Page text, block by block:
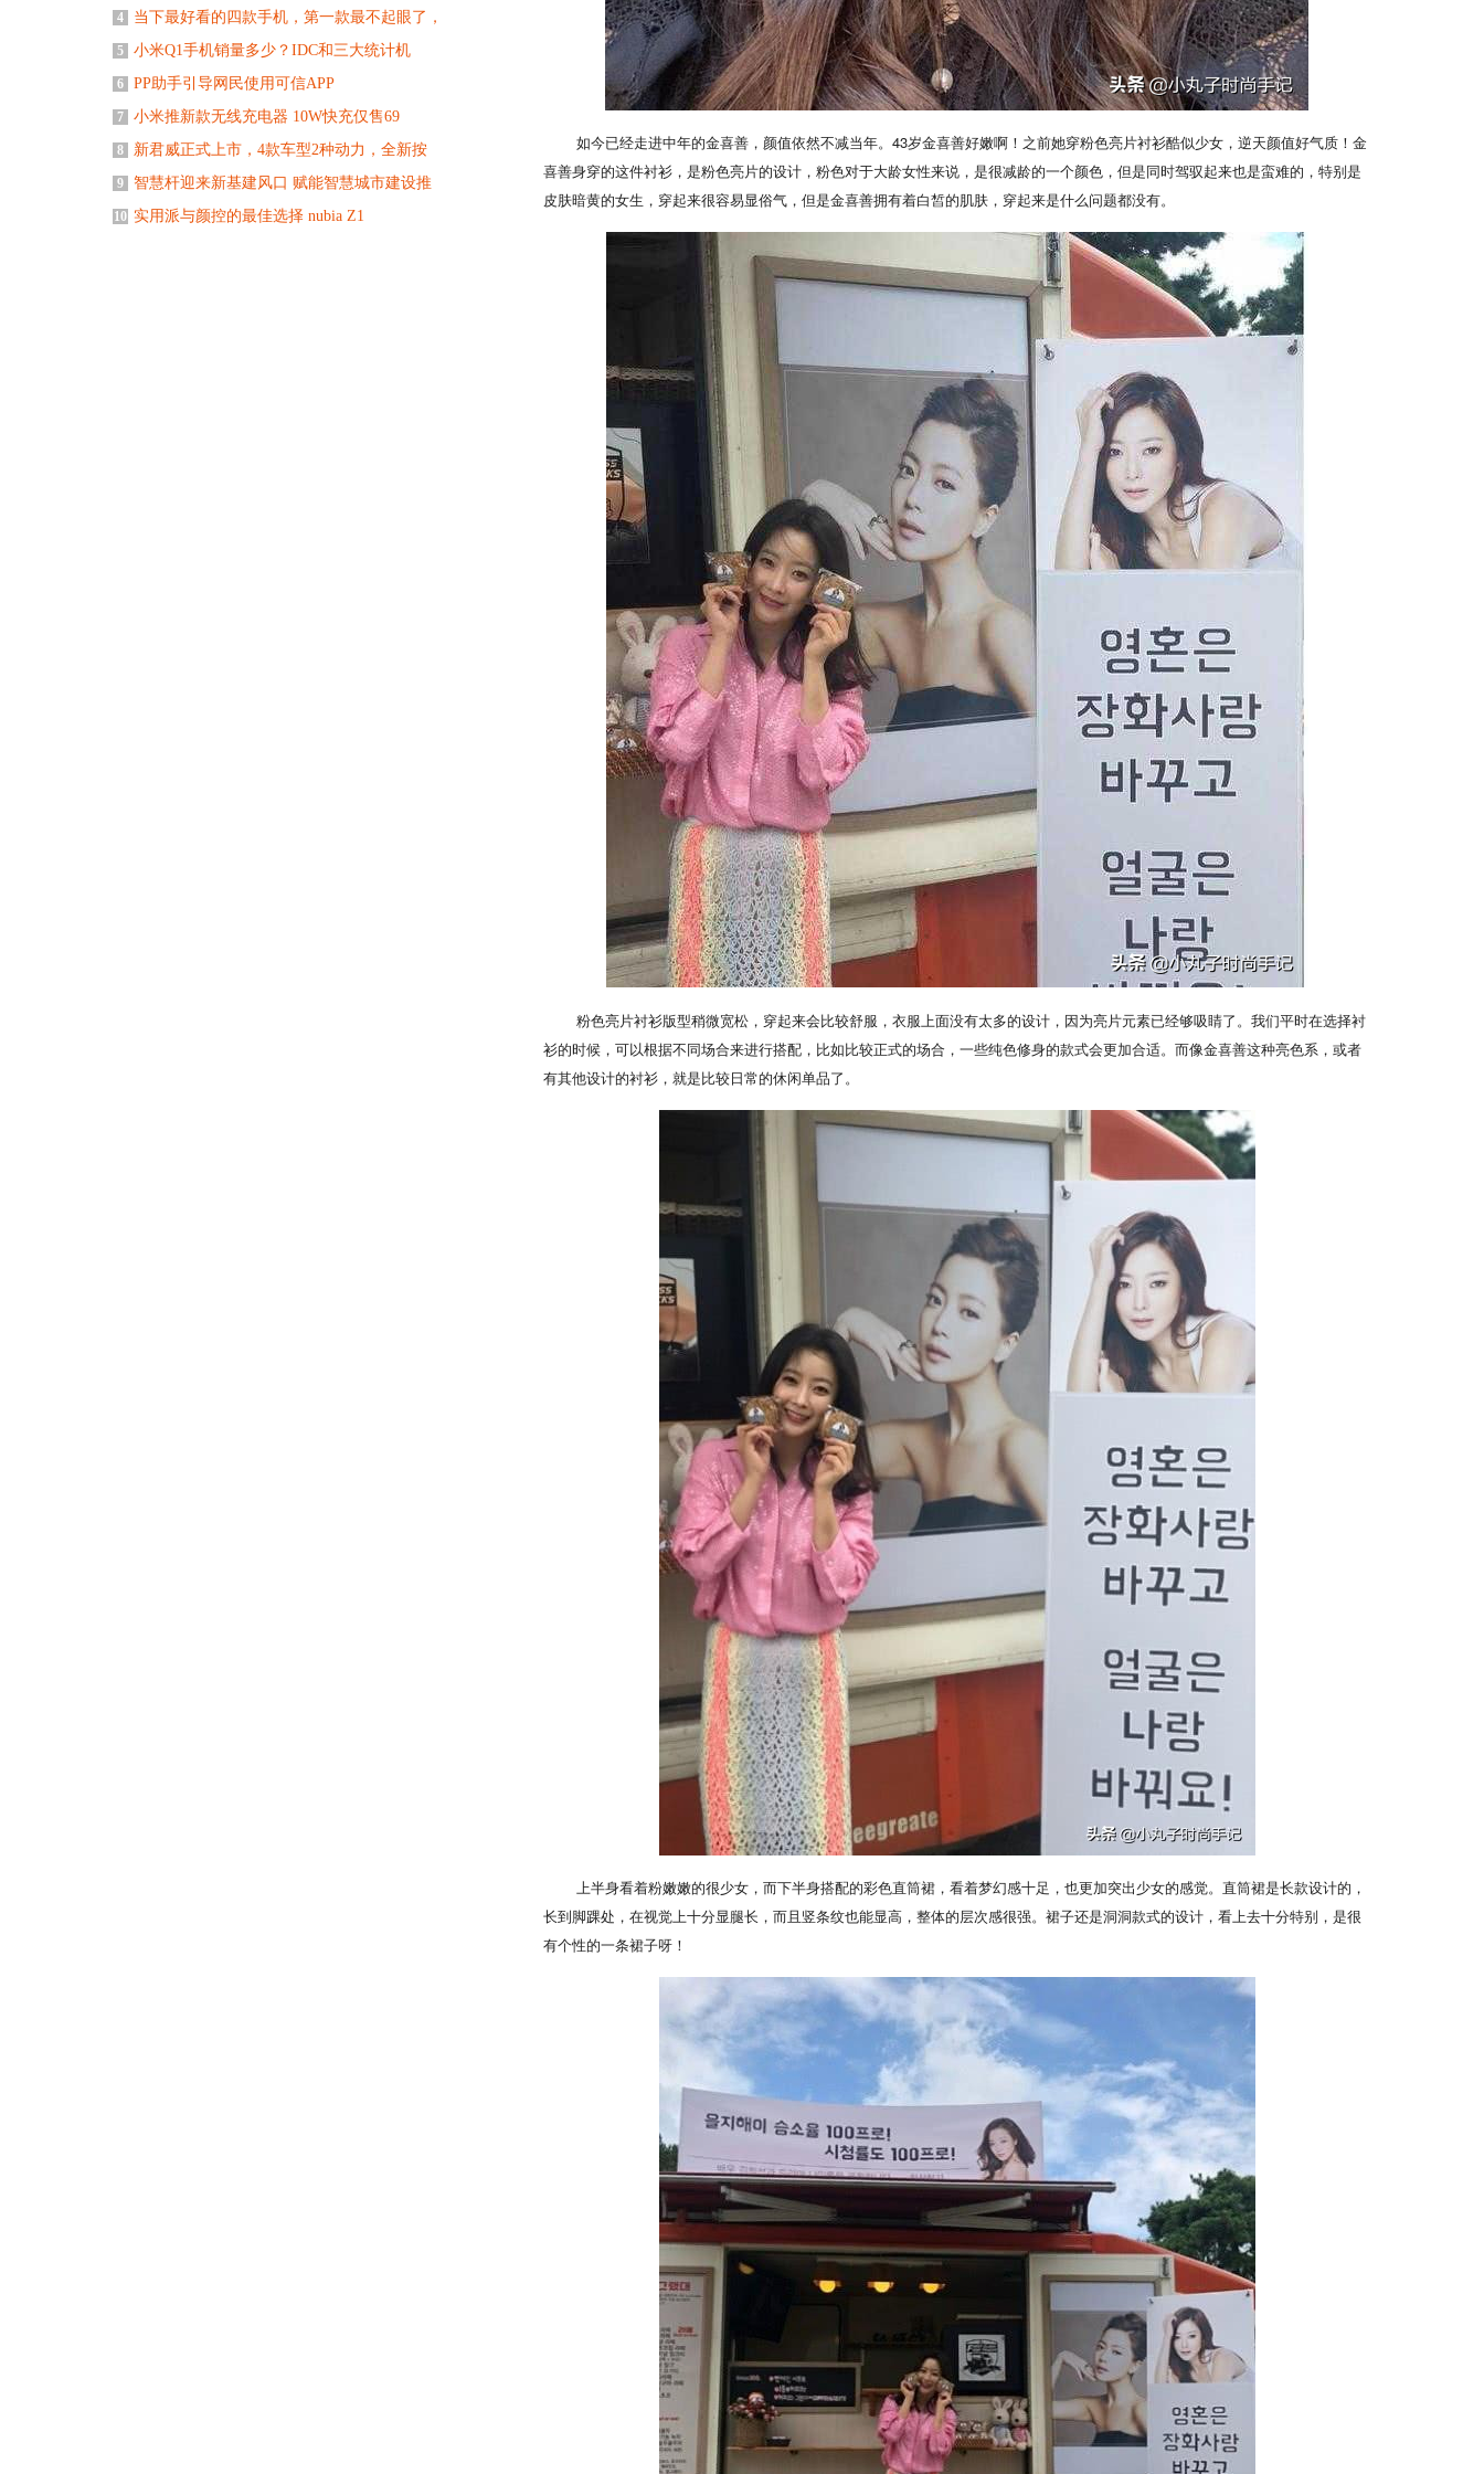
4 当下最好看的四款手机，第一款最不起眼了，
5 小米Q1手机销量多少？IDC和三大统计机
6 PP助手引导网民使用可信APP
7 小米推新款无线充电器 10W快充仅售69
8 新君威正式上市，4款车型2种动力，全新按
9 智慧杆迎来新基建风口 赋能智慧城市建设推
10 实用派与颜控的最佳选择 nubia Z1
如今已经走进中年的金喜善，颜值依然不减当年。43岁金喜善好嫩啊！之前她穿粉色亮片衬衫酷似少女，逆天颜值好气质！金
喜善身穿的这件衬衫，是粉色亮片的设计，粉色对于大龄女性来说，是很减龄的一个颜色，但是同时驾驭起来也是蛮难的，特别是
皮肤暗黄的女生，穿起来很容易显俗气，但是金喜善拥有着白皙的肌肤，穿起来是什么问题都没有。
粉色亮片衬衫版型稍微宽松，穿起来会比较舒服，衣服上面没有太多的设计，因为亮片元素已经够吸睛了。我们平时在选择衬
衫的时候，可以根据不同场合来进行搭配，比如比较正式的场合，一些纯色修身的款式会更加合适。而像金喜善这种亮色系，或者
有其他设计的衬衫，就是比较日常的休闲单品了。
上半身看着粉嫩嫩的很少女，而下半身搭配的彩色直筒裙，看着梦幻感十足，也更加突出少女的感觉。直筒裙是长款设计的，
长到脚踝处，在视觉上十分显腿长，而且竖条纹也能显高，整体的层次感很强。裙子还是洞洞款式的设计，看上去十分特别，是很
有个性的一条裙子呀！